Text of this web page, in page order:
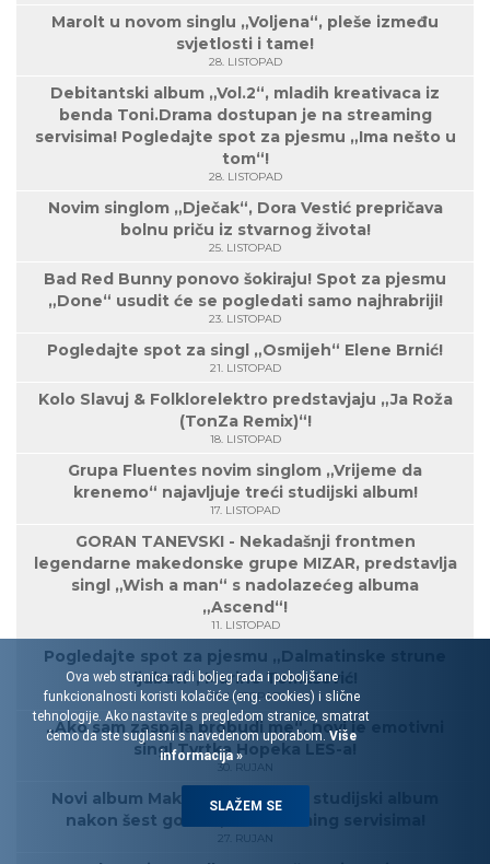
Marolt u novom singlu „Voljena“, pleše između
svjetlosti i tame!
28. LISTOPAD
Debitantski album „Vol.2“, mladih kreativaca iz
benda Toni.Drama dostupan je na streaming
servisima! Pogledajte spot za pjesmu „Ima nešto u
tom“!
28. LISTOPAD
Novim singlom „Dječak“, Dora Vestić prepričava
bolnu priču iz stvarnog života!
25. LISTOPAD
Bad Red Bunny ponovo šokiraju! Spot za pjesmu
„Done“ usudit će se pogledati samo najhrabriji!
23. LISTOPAD
Pogledajte spot za singl „Osmijeh“ Elene Brnić!
21. LISTOPAD
Kolo Slavuj & Folklorelektro predstavjaju „Ja Roža
(TonZa Remix)“!
18. LISTOPAD
Grupa Fluentes novim singlom „Vrijeme da
krenemo“ najavljuje treći studijski album!
17. LISTOPAD
GORAN TANEVSKI - Nekadašnji frontmen
legendarne makedonske grupe MIZAR, predstavlja
singl „Wish a man“ s nadolazećeg albuma
„Ascend“!
11. LISTOPAD
Pogledajte spot za pjesmu „Dalmatinske strune
ljubavi“, Marine Tomašević!
10. LISTOPAD
„Ako sam zaspala probudi me“, novi je emotivni
singl Tvrtka Hopeka LES-a!
30. RUJAN
Novi album Maksima Mrvice! 12. studijski album
nakon šest godina, na streaming servisima!
27. RUJAN
Ova web stranica radi boljeg rada i poboljšane
funkcionalnosti koristi kolačiće (eng. cookies) i slične
tehnologije. Ako nastavite s pregledom stranice, smatrat
ćemo da ste suglasni s navedenom uporabom. Više
informacija »
SLAŽEM SE